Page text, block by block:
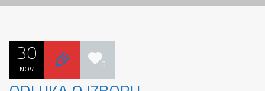
30
NOV 0